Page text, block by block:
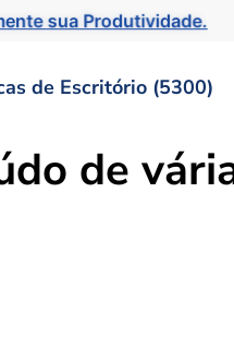
sua Produtividade.
de Escritório (5300)
de